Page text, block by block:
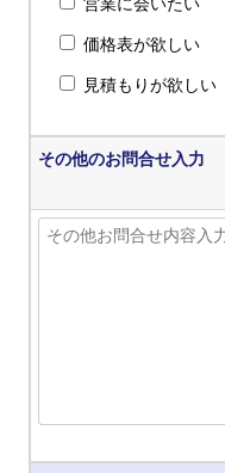
営業に会いたい
価格表が欲しい
見積もりが欲しい
その他のお問合せ入力